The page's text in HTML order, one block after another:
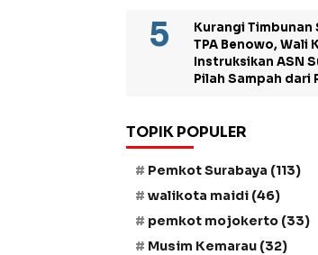
Kurangi Timbunan
TPA Benowo, Wali
Instruksikan ASN
Pilah Sampah dari
TOPIK POPULER
Pemkot Surabaya (113)
walikota maidi (46)
pemkot mojokerto (33)
Musim Kemarau (32)